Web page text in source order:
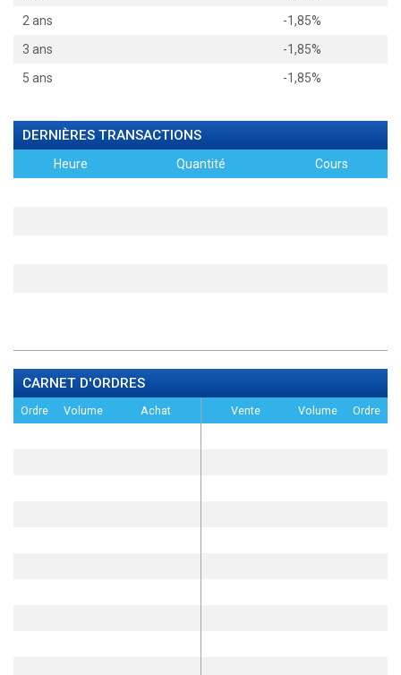
2 ans
-1,85%
3 ans
-1,85%
5 ans
-1,85%
DERNIÈRES TRANSACTIONS
Heure Quantité Cours
CARNET D'ORDRES
Ordre Volume Achat Vente Volume Ordre